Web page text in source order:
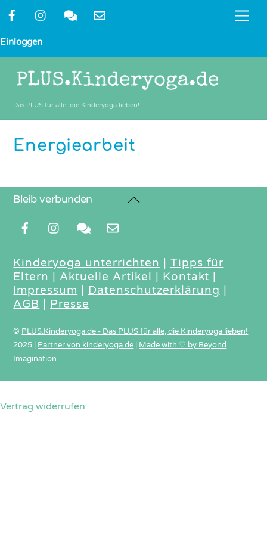
Skip
content
Einloggen
Das PLUS für alle, die Kinderyoga lieben!
Energiearbeit
Back
Bleib verbunden
Kinderyoga unterrichten | Tipps für
Eltern | Aktuelle Artikel | Kontakt |
Impressum | Datenschutzerklärung |
AGB | Presse
© PLUS.Kinderyoga.de - Das PLUS für alle, die Kinderyoga lieben!
2025
Partner von kinderyoga.de
Made with ♡ by Beyond
Imagination
Vertrag widerrufen